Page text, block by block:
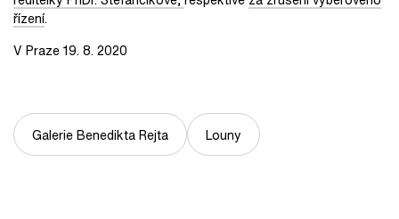
řízení.
V Praze 19. 8. 2020
Galerie Benedikta Rejta Louny